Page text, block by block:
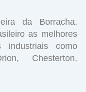
da Borracha,
as melhores
industriais como
Chesterton,